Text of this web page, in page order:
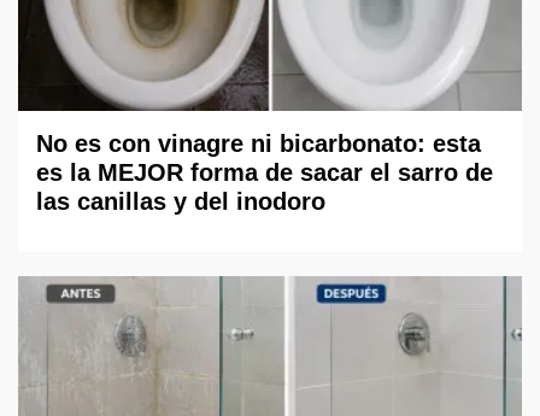
No es con vinagre ni bicarbonato: esta
es la MEJOR forma de sacar el sarro de
las canillas y del inodoro